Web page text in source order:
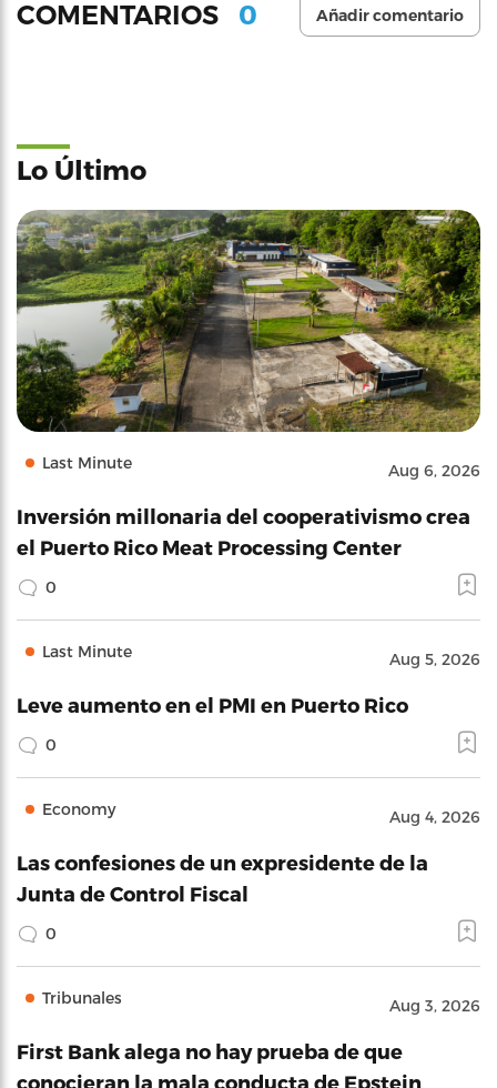
COMENTARIOS 0 Añadir comentario
Lo Último
Last Minute Aug 6, 2026
Inversión millonaria del cooperativismo crea
el Puerto Rico Meat Processing Center
0
Last Minute Aug 5, 2026
Leve aumento en el PMI en Puerto Rico
0
Economy Aug 4, 2026
Las confesiones de un expresidente de la
Junta de Control Fiscal
0
Tribunales Aug 3, 2026
First Bank alega no hay prueba de que
conocieran la mala conducta de Epstein